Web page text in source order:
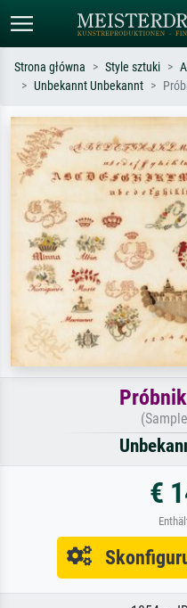
Szukaj wg artysty, tytułu lub stylu – np.
Monet, Gwiaździsta noc,
impresjonizm, fala Hokusaia, akt.
Strona główna Style sztuki
Unbekannt Unbekannt
€